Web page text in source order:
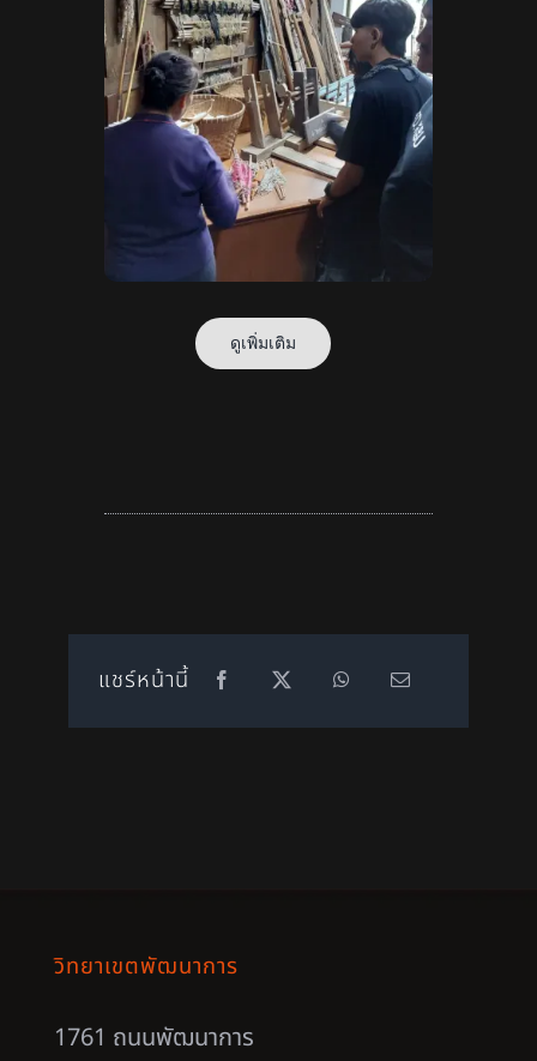
ดูเพิ่มเติม
แชร์หน้านี้
วิทยาเขตพัฒนาการ
1761 ถนนพัฒนาการ